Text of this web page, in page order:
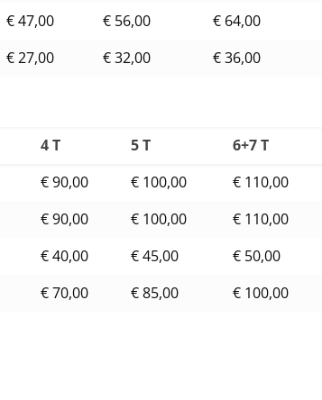
€ 47,00 € 56,00 € 64,00
€ 27,00 € 32,00 € 36,00
4 T 5 T 6+7 T
€ 90,00 € 100,00 € 110,00
€ 90,00 € 100,00 € 110,00
€ 40,00 € 45,00 € 50,00
€ 70,00 € 85,00 € 100,00